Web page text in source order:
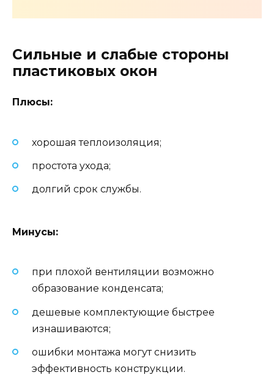
Сильные и слабые стороны
пластиковых окон
Плюсы:
хорошая теплоизоляция;
простота ухода;
долгий срок службы.
Минусы:
при плохой вентиляции возможно
образование конденсата;
дешевые комплектующие быстрее
изнашиваются;
ошибки монтажа могут снизить
эффективность конструкции.